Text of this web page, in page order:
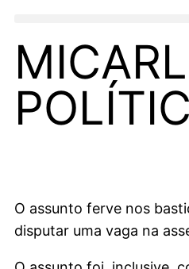
O assunto ferve nos
disputar uma vaga na